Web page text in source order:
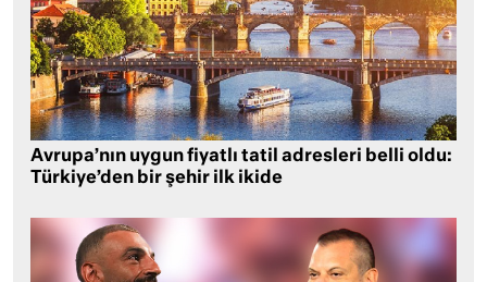
Avrupa’nın uygun fiyatlı tatil adresleri belli oldu:
Türkiye’den bir şehir ilk ikide